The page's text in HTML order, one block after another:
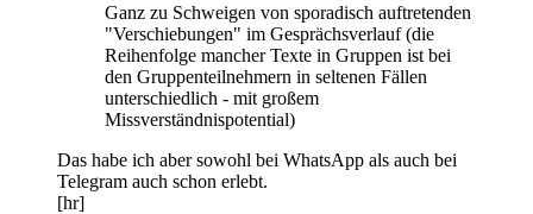
Ganz zu Schweigen von sporadisch auftretenden
"Verschiebungen" im Gesprächsverlauf (die
Reihenfolge mancher Texte in Gruppen ist bei
den Gruppenteilnehmern in seltenen Fällen
unterschiedlich - mit großem
Missverständnispotential)
Das habe ich aber sowohl bei WhatsApp als auch bei
Telegram auch schon erlebt.
[hr]